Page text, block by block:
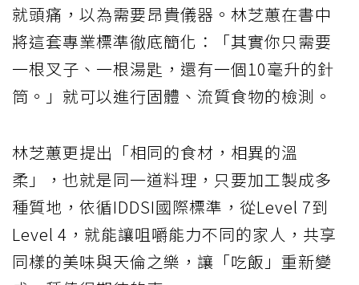
就頭痛，以為需要昂貴儀器。林芝蕙在書中
將這套專業標準徹底簡化：「其實你只需要
一根叉子、一根湯匙，還有一個10毫升的針
筒。」就可以進行固體、流質食物的檢測。
林芝蕙更提出「相同的食材，相異的溫
柔」，也就是同一道料理，只要加工製成多
種質地，依循IDDSI國際標準，從Level 7到
Level 4，就能讓咀嚼能力不同的家人，共享
同樣的美味與天倫之樂，讓「吃飯」重新變